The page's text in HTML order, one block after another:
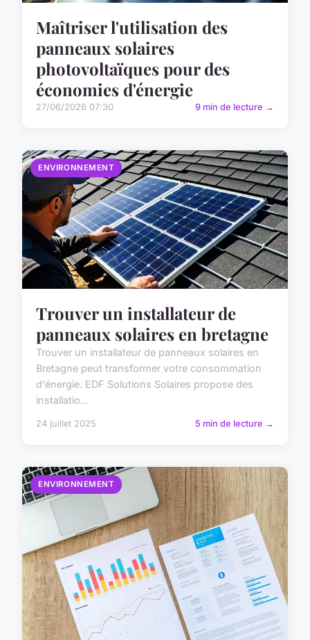
Maîtriser l'utilisation des
panneaux solaires
photovoltaïques pour des
économies d'énergie
27/06/2026 07:30 9 min de lecture →
ENVIRONNEMENT
Trouver un installateur de
panneaux solaires en bretagne
Trouver un installateur de panneaux solaires en
Bretagne peut transformer votre consommation
d'énergie. EDF Solutions Solaires propose des
installatio...
24 juillet 2025 5 min de lecture →
ENVIRONNEMENT